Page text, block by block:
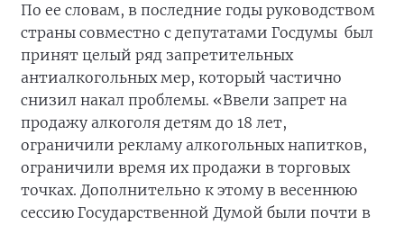
По ее словам, в последние годы руководством
страны совместно с депутатами Госдумы был
принят целый ряд запретительных
антиалкогольных мер, который частично
снизил накал проблемы. «Ввели запрет на
продажу алкоголя детям до 18 лет,
ограничили рекламу алкогольных напитков,
ограничили время их продажи в торговых
точках. Дополнительно к этому в весеннюю
сессию Государственной Думой были почти в